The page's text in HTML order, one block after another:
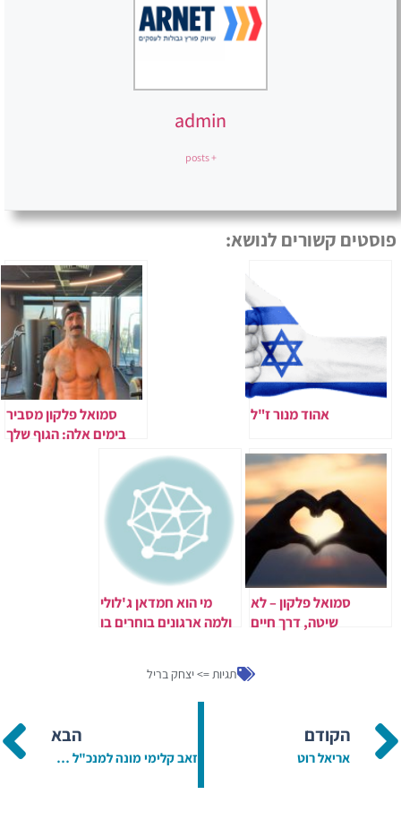
admin
+ posts
פוסטים קשורים לנושא:
אהוד מנור ז"ל
סמואל פלקון מסביר
בימים אלה: הגוף שלך
סמואל פלקון – לא
שיטה, דרך חיים
מי הוא חמדאן ג'לולי
ולמה ארגונים בוחרים בו
תגיות =>יצחק בריל
הקודם
אריאל רוט
הבא
זאב קלימי מונה למנכ"ל מחלבת טרה